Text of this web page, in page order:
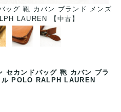
ッグ 鞄 カバン ブランド メンズ
LAUREN 【中古】
セカンドバッグ 鞄 カバン ブラ
ル POLO RALPH LAUREN